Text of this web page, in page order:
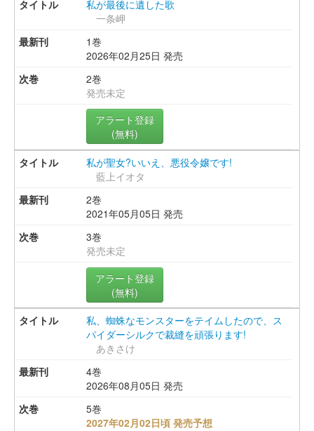
私が最後に遺した歌
一条岬
1巻
2026年02月25日 発売
2巻
発売未定
アラート登録
(無料)
私が聖女?いいえ、悪役令嬢です!
藍上イオタ
2巻
2021年05月05日 発売
3巻
発売未定
アラート登録
(無料)
私、蜘蛛なモンスターをテイムしたので、ス
パイダーシルクで裁縫を頑張ります!
あきさけ
4巻
2026年08月05日 発売
5巻
2027年02月02日頃 発売予想